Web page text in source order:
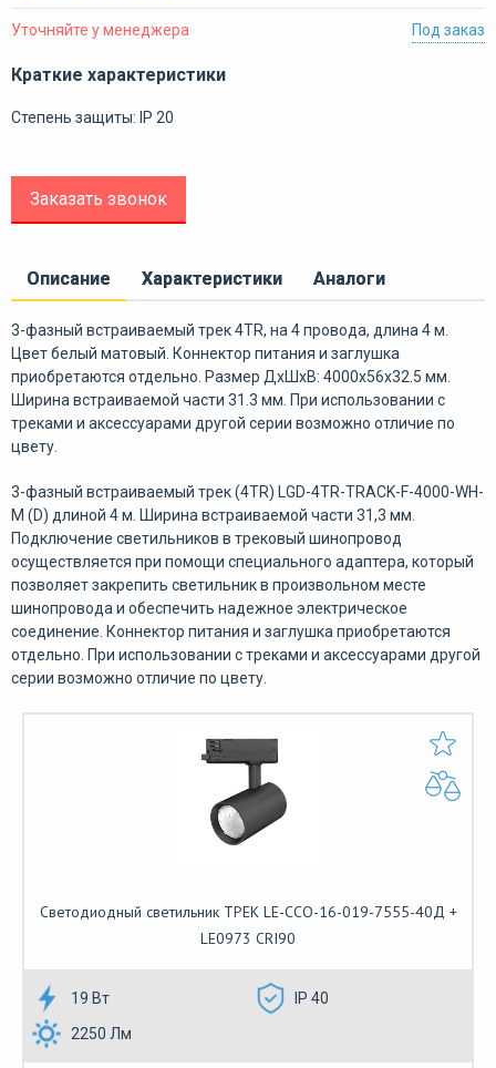
Уточняйте у менеджера Под заказ
Краткие характеристики
Степень защиты: IP 20
Заказать звонок
Описание Характеристики Аналоги
3-фазный встраиваемый трек 4TR, на 4 провода, длина 4 м.
Цвет белый матовый. Коннектор питания и заглушка
приобретаются отдельно. Размер ДxШxВ: 4000x56x32.5 мм.
Ширина встраиваемой части 31.3 мм. При использовании с
треками и аксессуарами другой серии возможно отличие по
цвету.
3-фазный встраиваемый трек (4TR) LGD-4TR-TRACK-F-4000-WH-
M (D) длиной 4 м. Ширина встраиваемой части 31,3 мм.
Подключение светильников в трековый шинопровод
осуществляется при помощи специального адаптера, который
позволяет закрепить светильник в произвольном месте
шинопровода и обеспечить надежное электрическое
соединение. Коннектор питания и заглушка приобретаются
отдельно. При использовании с треками и аксессуарами другой
серии возможно отличие по цвету.
Светодиодный светильник ТРЕК LE-ССО-16-019-7555-40Д +
LE0973 CRI90
19 Вт
IP 40
2250 Лм